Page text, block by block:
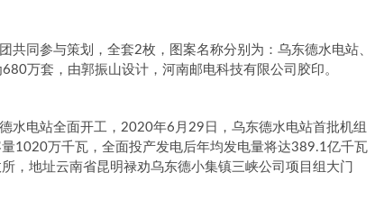
同参与策划，全套2枚，图案名称分别为：乌东德水电站、
万套，由郭振山设计，河南邮电科技有限公司胶印。
水电站全面开工，2020年6月29日，乌东德水电站首批机组
1020万千瓦，全面投产发电后年均发电量将达389.1亿千瓦
，地址云南省昆明禄劝乌东德小集镇三峡公司项目组大门